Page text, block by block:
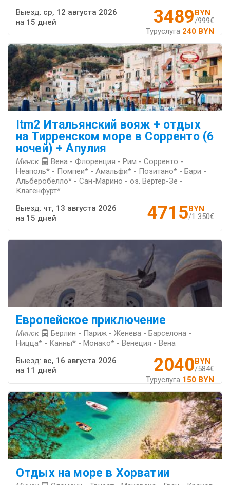
3489BYN
/999€
Туруслуга 240 BYN
Выезд: ср, 12 августа 2026
на 15 дней
Itm2 Итальянский вояж + отдых
на Тирренском море в Сорренто (6
ночей) + Апулия
Минск
Вена - Флоренция - Рим - Сорренто -
Неаполь* - Помпеи* - Амальфи* - Позитано* - Бари -
Альберобелло* - Сан-Марино - оз. Вёртер-Зе -
Клагенфурт*
4715BYN
/1 350€
Выезд: чт, 13 августа 2026
на 15 дней
Европейское приключение
Минск
Берлин - Париж - Женева - Барселона -
Ницца* - Канны* - Монако* - Венеция - Вена
2040BYN
/584€
Туруслуга 150 BYN
Выезд: вс, 16 августа 2026
на 11 дней
Отдых на море в Хорватии